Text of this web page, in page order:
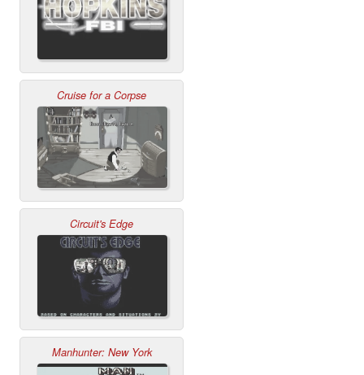
Cruise for a Corpse
Circuit's Edge
Manhunter: New York